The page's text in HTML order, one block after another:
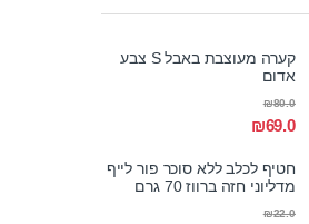
קערה מעוצבת באבל S צבע
אדום
₪69.0
₪80.0
חטיף לכלב ללא סוכר פור לייף
מדליוני חזה ברווז 70 גרם
₪22.0